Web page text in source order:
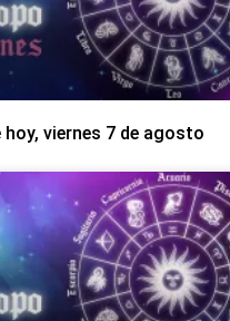
viernes 7 de agosto